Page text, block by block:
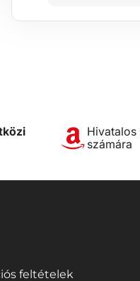
számára
feltételek